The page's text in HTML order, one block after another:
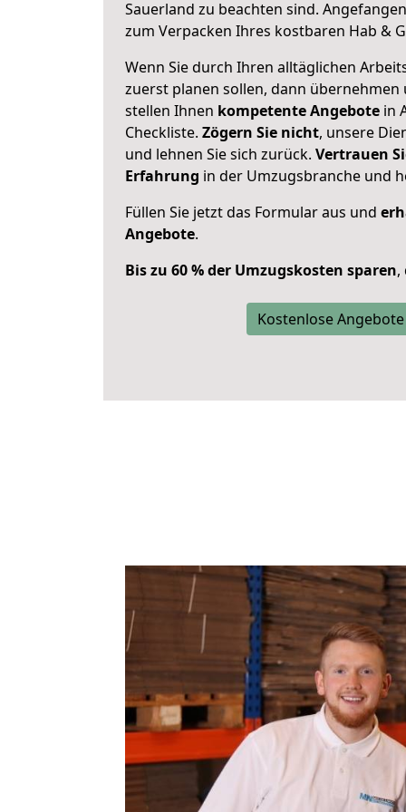
Sauerland zu beachten sind.
zum Verpacken Ihres kostbaren Hab &
Wenn Sie durch Ihren alltäglichen
zuerst planen sollen, dann
stellen Ihnen kompetente Angebote in
Checkliste. Zögern Sie nicht, unsere
und lehnen Sie sich zurück. Vertrauen
Erfahrung in der Umzugsbranche und
Füllen Sie jetzt das Formular aus und
Angebote.
Bis zu 60 % der Umzugskosten sparen,
Kostenlose